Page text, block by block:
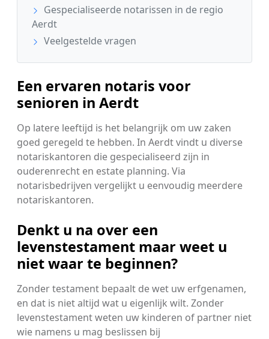
Gespecialiseerde notarissen in de regio
Aerdt
Veelgestelde vragen
Een ervaren notaris voor
senioren in Aerdt
Op latere leeftijd is het belangrijk om uw zaken
goed geregeld te hebben. In Aerdt vindt u diverse
notariskantoren die gespecialiseerd zijn in
ouderenrecht en estate planning. Via
notarisbedrijven vergelijkt u eenvoudig meerdere
notariskantoren.
Denkt u na over een
levenstestament maar weet u
niet waar te beginnen?
Zonder testament bepaalt de wet uw erfgenamen,
en dat is niet altijd wat u eigenlijk wilt. Zonder
levenstestament weten uw kinderen of partner niet
wie namens u mag beslissen bij